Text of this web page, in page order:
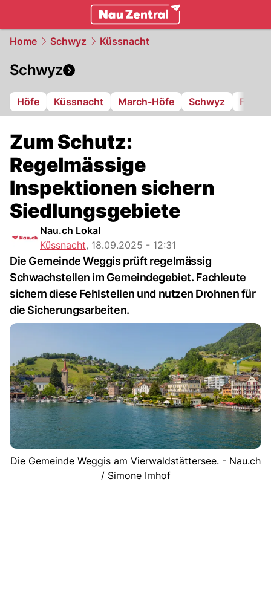
Home Schwyz Küssnacht
Schwyz
Höfe Küssnacht March-Höfe Schwyz FC
Zum Schutz:
Regelmässige
Inspektionen sichern
Siedlungsgebiete
Nau.ch Lokal
Küssnacht, 18.09.2025 - 12:31
Die Gemeinde Weggis prüft regelmässig
Schwachstellen im Gemeindegebiet. Fachleute
sichern diese Fehlstellen und nutzen Drohnen für
die Sicherungsarbeiten.
Die Gemeinde Weggis am Vierwaldstättersee. - Nau.ch
/ Simone Imhof